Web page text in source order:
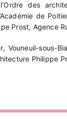
des
de
Prost, Agence
Vouneuil-
Philippe